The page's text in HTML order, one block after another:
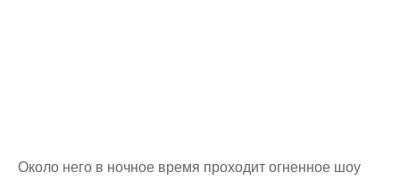
Около него в ночное время проходит огненное шоу